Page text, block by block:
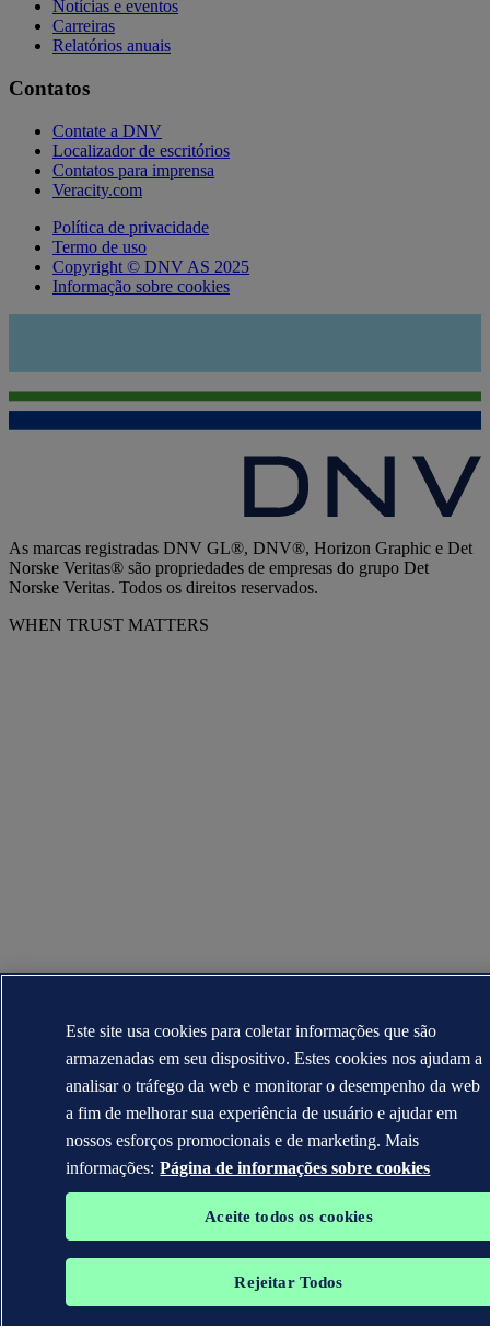
Notícias e eventos
Carreiras
Relatórios anuais
Contatos
Contate a DNV
Localizador de escritórios
Contatos para imprensa
Veracity.com
Política de privacidade
Termo de uso
Copyright © DNV AS 2025
Informação sobre cookies
As marcas registradas DNV GL®, DNV®, Horizon Graphic e Det
Norske Veritas® são propriedades de empresas do grupo Det
Norske Veritas. Todos os direitos reservados.
WHEN TRUST MATTERS
Este site usa cookies para coletar informações que são
armazenadas em seu dispositivo. Estes cookies nos ajudam a
analisar o tráfego da web e monitorar o desempenho da web
a fim de melhorar sua experiência de usuário e ajudar em
nossos esforços promocionais e de marketing. Mais
informações: Página de informações sobre cookies
Aceite todos os cookies
Rejeitar Todos